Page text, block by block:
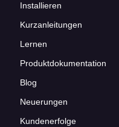
Installieren
Kurzanleitungen
Lernen
Produktdokumentation
Blog
Neuerungen
Kundenerfolge